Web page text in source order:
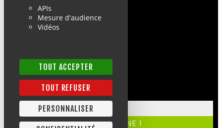
APIs
Mesure d'audience
Vidéos
TOUT ACCEPTER
TOUT REFUSER
PERSONNALISER